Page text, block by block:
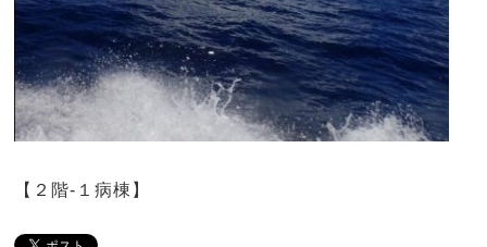
【２階‐１病棟】